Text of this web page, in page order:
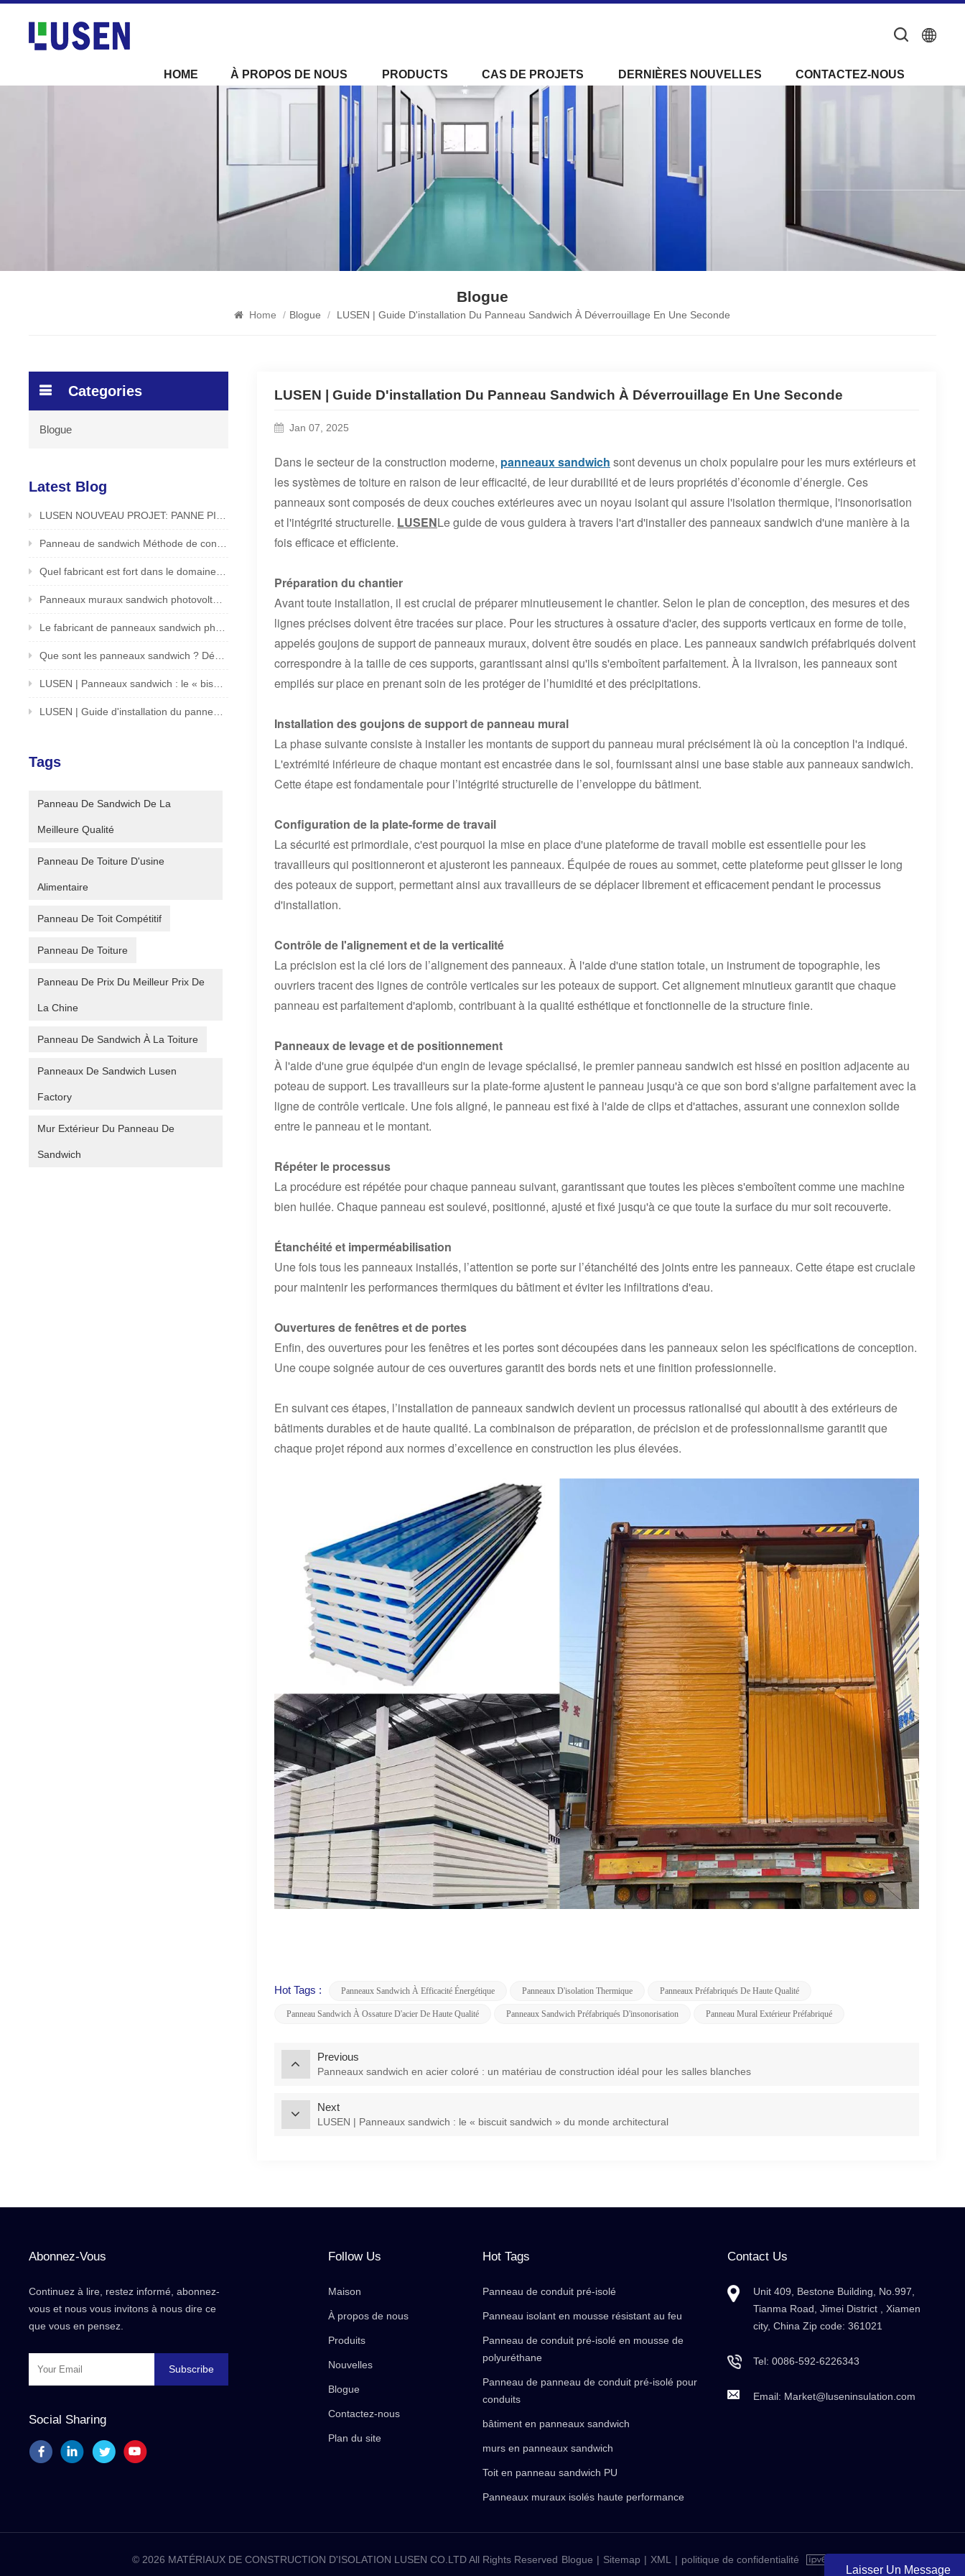
HOME À PROPOS DE NOUS PRODUCTS CAS DE PROJETS DERNIÈRES NOUVELLES CONTACTEZ-NOUS
Blogue
Home / Blogue / LUSEN | Guide D'installation Du Panneau Sandwich À Déverrouillage En Une Seconde
LUSEN | Guide D'installation Du Panneau Sandwich À Déverrouillage En Une Seconde
Jan 07, 2025
Dans le secteur de la construction moderne, panneaux sandwich sont devenus un choix populaire pour les murs extérieurs et
les systèmes de toiture en raison de leur efficacité, de leur durabilité et de leurs propriétés d’économie d’énergie. Ces
panneaux sont composés de deux couches extérieures avec un noyau isolant qui assure l'isolation thermique, l'insonorisation
et l'intégrité structurelle. LUSENLe guide de vous guidera à travers l'art d'installer des panneaux sandwich d'une manière à la
fois efficace et efficiente.
Préparation du chantier
Avant toute installation, il est crucial de préparer minutieusement le chantier. Selon le plan de conception, des mesures et des
lignes précises doivent être tracées sur place. Pour les structures à ossature d'acier, des supports verticaux en forme de toile,
appelés goujons de support de panneaux muraux, doivent être soudés en place. Les panneaux sandwich préfabriqués doivent
correspondre à la taille de ces supports, garantissant ainsi qu'ils s'emboîtent parfaitement. À la livraison, les panneaux sont
empilés sur place en prenant soin de les protéger de l’humidité et des précipitations.
Installation des goujons de support de panneau mural
La phase suivante consiste à installer les montants de support du panneau mural précisément là où la conception l'a indiqué.
L'extrémité inférieure de chaque montant est encastrée dans le sol, fournissant ainsi une base stable aux panneaux sandwich.
Cette étape est fondamentale pour l’intégrité structurelle de l’enveloppe du bâtiment.
Configuration de la plate-forme de travail
La sécurité est primordiale, c'est pourquoi la mise en place d'une plateforme de travail mobile est essentielle pour les
travailleurs qui positionneront et ajusteront les panneaux. Équipée de roues au sommet, cette plateforme peut glisser le long
des poteaux de support, permettant ainsi aux travailleurs de se déplacer librement et efficacement pendant le processus
d'installation.
Contrôle de l'alignement et de la verticalité
La précision est la clé lors de l’alignement des panneaux. À l'aide d'une station totale, un instrument de topographie, les
ouvriers tracent des lignes de contrôle verticales sur les poteaux de support. Cet alignement minutieux garantit que chaque
panneau est parfaitement d'aplomb, contribuant à la qualité esthétique et fonctionnelle de la structure finie.
Panneaux de levage et de positionnement
À l'aide d'une grue équipée d'un engin de levage spécialisé, le premier panneau sandwich est hissé en position adjacente au
poteau de support. Les travailleurs sur la plate-forme ajustent le panneau jusqu'à ce que son bord s'aligne parfaitement avec la
ligne de contrôle verticale. Une fois aligné, le panneau est fixé à l'aide de clips et d'attaches, assurant une connexion solide
entre le panneau et le montant.
Répéter le processus
La procédure est répétée pour chaque panneau suivant, garantissant que toutes les pièces s'emboîtent comme une machine
bien huilée. Chaque panneau est soulevé, positionné, ajusté et fixé jusqu'à ce que toute la surface du mur soit recouverte.
Étanchéité et imperméabilisation
Une fois tous les panneaux installés, l’attention se porte sur l’étanchéité des joints entre les panneaux. Cette étape est cruciale
pour maintenir les performances thermiques du bâtiment et éviter les infiltrations d'eau.
Ouvertures de fenêtres et de portes
Enfin, des ouvertures pour les fenêtres et les portes sont découpées dans les panneaux selon les spécifications de conception.
Une coupe soignée autour de ces ouvertures garantit des bords nets et une finition professionnelle.
En suivant ces étapes, l’installation de panneaux sandwich devient un processus rationalisé qui aboutit à des extérieurs de
bâtiments durables et de haute qualité. La combinaison de préparation, de précision et de professionnalisme garantit que
chaque projet répond aux normes d’excellence en construction les plus élevées.
Hot Tags : Panneaux Sandwich À Efficacité Énergétique Panneaux D'isolation Thermique Panneaux Préfabriqués De Haute Qualité
Panneau Sandwich À Ossature D'acier De Haute Qualité Panneaux Sandwich Préfabriqués D'insonorisation Panneau Mural Extérieur Préfabriqué
Previous
Panneaux sandwich en acier coloré : un matériau de construction idéal pour les salles blanches
Next
LUSEN | Panneaux sandwich : le « biscuit sandwich » du monde architectural
Categories
Blogue
Latest Blog
LUSEN NOUVEAU PROJET: PANNE PIR SANDWICH POUR Application du toit en usine alimentaire / boisson
Panneau de sandwich Méthode de construction de mur extérieur Lusen Factory dévoilé
Quel fabricant est fort dans le domaine des panneaux sandwich photovoltaïques ? Producteur fiable et sûr - LUSEN
Panneaux muraux sandwich photovoltaïques innovants par LUSEN (Xiamen) Co., Ltd.
Le fabricant de panneaux sandwich photovoltaïques en Chine est-il bon ? Le fabricant d'origine LUSEN prend en charge la personnalisation
Que sont les panneaux sandwich ? Dévoilement d'une solution innovante pour les bâtiments et les structures
LUSEN | Panneaux sandwich : le « biscuit sandwich » du monde architectural
LUSEN | Guide d'installation du panneau sandwich à déverrouillage en une seconde
Tags
Panneau De Sandwich De La
Meilleure Qualité
Panneau De Toiture D'usine
Alimentaire
Panneau De Toit Compétitif
Panneau De Toiture
Panneau De Prix Du Meilleur Prix De
La Chine
Panneau De Sandwich À La Toiture
Panneaux De Sandwich Lusen
Factory
Mur Extérieur Du Panneau De
Sandwich
Abonnez-Vous
Continuez à lire, restez informé, abonnez-
vous et nous vous invitons à nous dire ce
que vous en pensez.
Subscribe
Social Sharing
Follow Us
Maison
À propos de nous
Produits
Nouvelles
Blogue
Contactez-nous
Plan du site
Hot Tags
Panneau de conduit pré-isolé
Panneau isolant en mousse résistant au feu
Panneau de conduit pré-isolé en mousse de
polyuréthane
Panneau de panneau de conduit pré-isolé pour
conduits
bâtiment en panneaux sandwich
murs en panneaux sandwich
Toit en panneau sandwich PU
Panneaux muraux isolés haute performance
Contact Us
Unit 409, Bestone Building, No.997,
Tianma Road, Jimei District , Xiamen
city, China Zip code: 361021
Tel:0086-592-6226343
Email: Market@luseninsulation.com
© 2026 MATÉRIAUX DE CONSTRUCTION D'ISOLATION LUSEN CO.LTD All Rights Reserved Blogue | Sitemap | XML | politique de confidentialité
Laisser Un Message